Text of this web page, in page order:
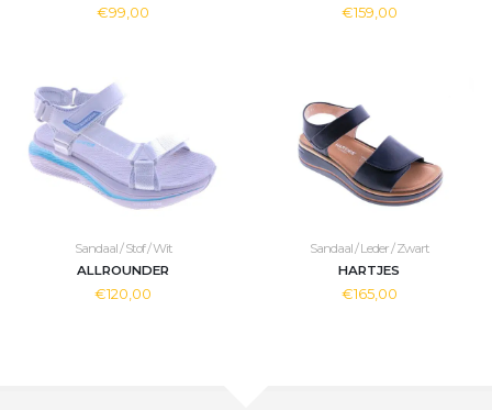
€99,00 €159,00
Sandaal / Stof / Wit
ALLROUNDER
€120,00
Sandaal / Leder / Zwart
HARTJES
€165,00